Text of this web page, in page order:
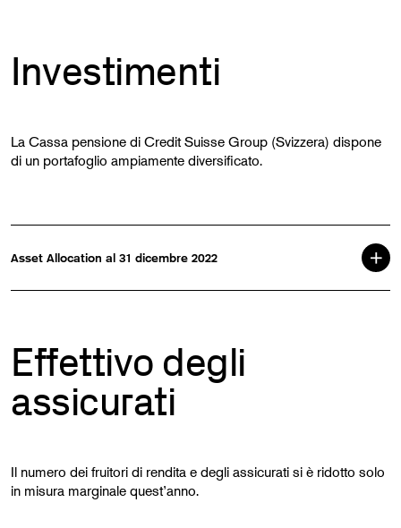
Investimenti
La Cassa pensione di Credit Suisse Group (Svizzera) dispone
di un portafoglio ampiamente diversificato.
Asset Allocation al 31 dicembre 2022
Effettivo degli
assicurati
Il numero dei fruitori di rendita e degli assicurati si è ridotto solo
in misura marginale quest’anno.